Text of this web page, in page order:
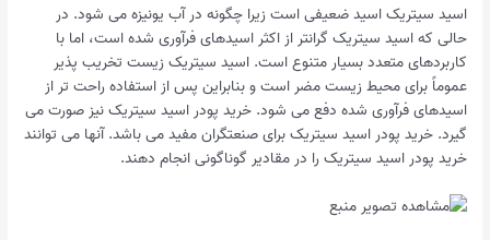
اسید سیتریک اسید ضعیفی است زیرا چگونه در آب یونیزه می شود. در
حالی که اسید سیتریک گرانتر از اکثر اسیدهای فرآوری شده است، اما با
کاربردهای متعدد بسیار متنوع است. اسید سیتریک زیست تخریب پذیر
عموماً برای محیط زیست مضر است و بنابراین پس از استفاده راحت تر از
اسیدهای فرآوری شده دفع می شود. خرید پودر اسید سیتریک نیز صورت می
گیرد. خرید پودر اسید سیتریک برای صنعتگران مفید می باشد. آنها می توانند
خرید پودر اسید سیتریک را در مقادیر گوناگونی انجام دهند.